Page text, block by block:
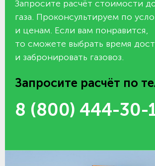
Запросите расчёт стоимости
газа. Проконсультируем по
и ценам. Если вам понравится,
то сможете выбрать время
и забронировать газовоз.
Запросите расчёт по
8 (800) 444-30-